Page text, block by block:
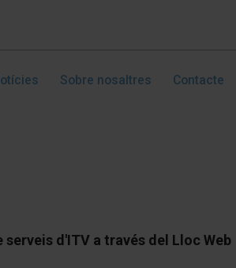
Sobre nosaltres Contacte
d'ITV a través del Lloc Web